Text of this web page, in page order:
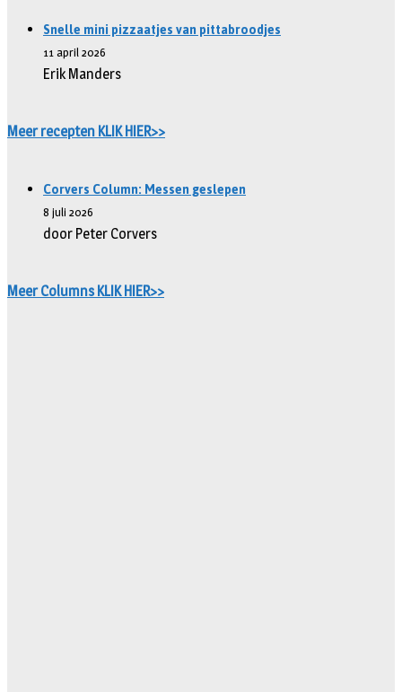
Snelle mini pizzaatjes van pittabroodjes
11 april 2026
Erik Manders
Meer recepten KLIK HIER>>
Corvers Column: Messen geslepen
8 juli 2026
door Peter Corvers
Meer Columns KLIK HIER>>